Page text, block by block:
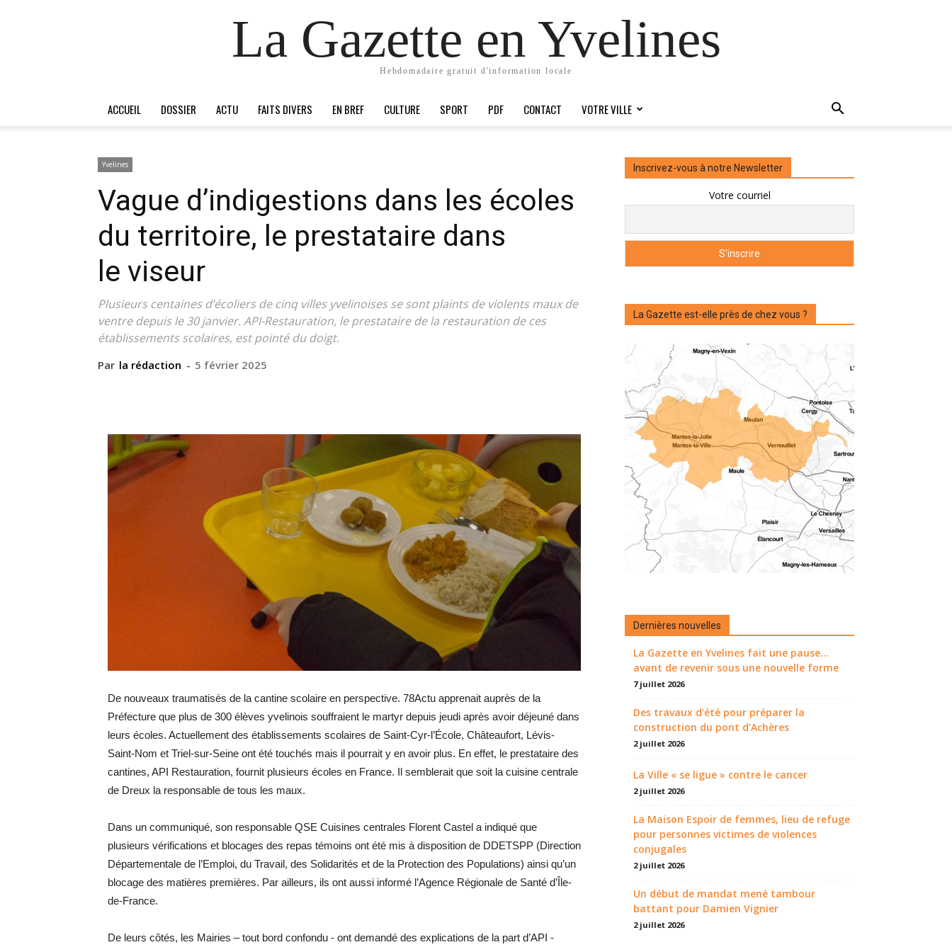
La Gazette en Yvelines
Hebdomadaire gratuit d'information locale
ACCUEIL DOSSIER ACTU FAITS DIVERS EN BREF CULTURE SPORT PDF CONTACT VOTRE VILLE
Yvelines
Vague d’indigestions dans les écoles
du territoire, le prestataire dans
le viseur
Plusieurs centaines d’écoliers de cinq villes yvelinoises se sont plaints de violents maux de
ventre depuis le 30 janvier. API-Restauration, le prestataire de la restauration de ces
établissements scolaires, est pointé du doigt.
Par la rédaction - 5 février 2025
De nouveaux traumatisés de la cantine scolaire en perspective. 78Actu apprenait auprès de la
Préfecture que plus de 300 élèves yvelinois souffraient le martyr depuis jeudi après avoir déjeuné dans
leurs écoles. Actuellement des établissements scolaires de Saint-Cyr-l’École, Châteaufort, Lévis-
Saint-Nom et Triel-sur-Seine ont été touchés mais il pourrait y en avoir plus. En effet, le prestataire des
cantines, API Restauration, fournit plusieurs écoles en France. Il semblerait que soit la cuisine centrale
de Dreux la ­responsable de tous les maux.
Dans un communiqué, son responsable QSE Cuisines centrales Florent Castel a indiqué que
plusieurs vérifications et blocages des repas témoins ont été mis à disposition de DDETSPP (Direction
Départementale de l’Emploi, du Travail, des Solidarités et de la Protection des Populations) ainsi qu’un
blocage des matières premières. Par ailleurs, ils ont aussi informé l’Agence Régionale de Santé d’Île-
de-France.
De leurs côtés, les Mairies – tout bord confondu - ont demandé des explications de la part d’API ­
Inscrivez-vous à notre Newsletter
Votre courriel
La Gazette est-elle près de chez vous ?
Dernières nouvelles
La Gazette en Yvelines fait une pause...
avant de revenir sous une nouvelle forme
7 juillet 2026
Des travaux d’été pour préparer la
construction du pont d’Achères
2 juillet 2026
La Ville « se ligue » contre le cancer
2 juillet 2026
La Maison Espoir de femmes, lieu de refuge
pour personnes victimes de violences
conjugales
2 juillet 2026
Un début de mandat mené tambour
battant pour Damien Vignier
2 juillet 2026